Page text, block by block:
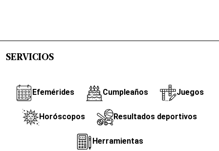
SERVICIOS
Efemérides Cumpleaños Juegos
Horóscopos Resultados deportivos
Herramientas